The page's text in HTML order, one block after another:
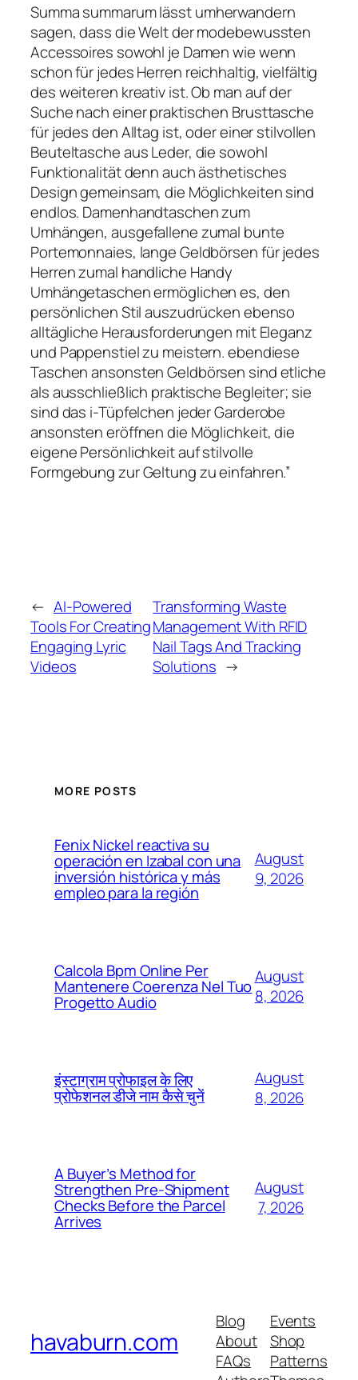
Summa summarum lässt umherwandern
sagen, dass die Welt der modebewussten
Accessoires sowohl je Damen wie wenn
schon für jedes Herren reichhaltig, vielfältig
des weiteren kreativ ist. Ob man auf der
Suche nach einer praktischen Brusttasche
für jedes den Alltag ist, oder einer stilvollen
Beuteltasche aus Leder, die sowohl
Funktionalität denn auch ästhetisches
Design gemeinsam, die Möglichkeiten sind
endlos. Damenhandtaschen zum
Umhängen, ausgefallene zumal bunte
Portemonnaies, lange Geldbörsen für jedes
Herren zumal handliche Handy
Umhängetaschen ermöglichen es, den
persönlichen Stil auszudrücken ebenso
alltägliche Herausforderungen mit Eleganz
und Pappenstiel zu meistern. ebendiese
Taschen ansonsten Geldbörsen sind etliche
als ausschließlich praktische Begleiter; sie
sind das i-Tüpfelchen jeder Garderobe
ansonsten eröffnen die Möglichkeit, die
eigene Persönlichkeit auf stilvolle
Formgebung zur Geltung zu einfahren.”
← AI-Powered
Tools For Creating
Engaging Lyric
Videos
Transforming Waste
Management With RFID
Nail Tags And Tracking
Solutions →
MORE POSTS
Fenix Nickel reactiva su
operación en Izabal con una
inversión histórica y más
empleo para la región
August
9, 2026
Calcola Bpm Online Per
Mantenere Coerenza Nel Tuo
Progetto Audio
August
8, 2026
इंस्टाग्राम प्रोफाइल के लिए
प्रोफेशनल डीजे नाम कैसे चुनें
August
8, 2026
A Buyer’s Method for
Strengthen Pre-Shipment
Checks Before the Parcel
Arrives
August
7, 2026
havaburn.com
Blog
About
FAQs
Events
Shop
Patterns